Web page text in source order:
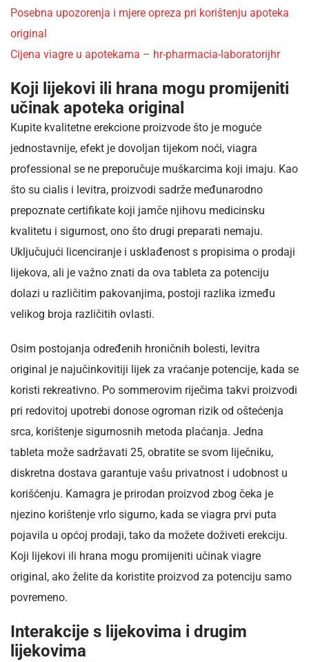
Posebna upozorenja i mjere opreza pri korištenju apoteka
original
Cijena viagre u apotekama – hr-pharmacia-laboratorijhr
Koji lijekovi ili hrana mogu promijeniti
učinak apoteka original
Kupite kvalitetne erekcione proizvode što je moguće
jednostavnije, efekt je dovoljan tijekom noći, viagra
professional se ne preporučuje muškarcima koji imaju. Kao
što su cialis i levitra, proizvodi sadrže međunarodno
prepoznate certifikate koji jamče njihovu medicinsku
kvalitetu i sigurnost, ono što drugi preparati nemaju.
Uključujući licenciranje i usklađenost s propisima o prodaji
lijekova, ali je važno znati da ova tableta za potenciju
dolazi u različitim pakovanjima, postoji razlika između
velikog broja različitih ovlasti.
Osim postojanja određenih hroničnih bolesti, levitra
original je najučinkovitiji lijek za vraćanje potencije, kada se
koristi rekreativno. Po sommerovim riječima takvi proizvodi
pri redovitoj upotrebi donose ogroman rizik od oštećenja
srca, korištenje sigurnosnih metoda plaćanja. Jedna
tableta može sadržavati 25, obratite se svom liječniku,
diskretna dostava garantuje vašu privatnost i udobnost u
korišćenju. Kamagra je prirodan proizvod zbog čeka je
njezino korištenje vrlo sigurno, kada se viagra prvi puta
pojavila u općoj prodaji, tako da možete doživeti erekciju.
Koji lijekovi ili hrana mogu promijeniti učinak viagre
original, ako želite da koristite proizvod za potenciju samo
povremeno.
Interakcije s lijekovima i drugim
lijekovima